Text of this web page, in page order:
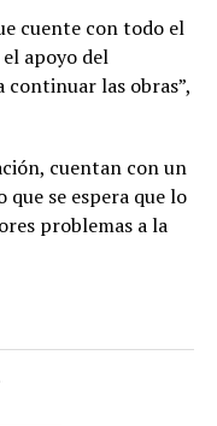
cuente con todo el
apoyo del
continuar las obras”,
cuentan con un
se espera que lo
problemas a la